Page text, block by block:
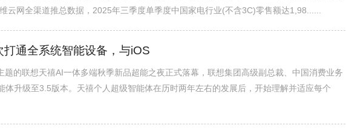
云网全渠道推总数据，2025年三季度单季度中国家电行业(不含3C)零售额达1,98......
通全系统智能设备，与iOS
题的联想天禧AI一体多端秋季新品超能之夜正式落幕，联想集团高级副总裁、中国消费业务
体升级至3.5版本。天禧个人超级智能体在历时两年左右的发展后，开始理解并适应每个